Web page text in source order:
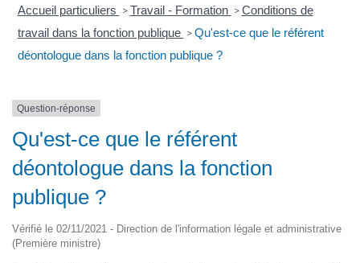
Accueil particuliers > Travail - Formation > Conditions de
travail dans la fonction publique > Qu'est-ce que le référent
déontologue dans la fonction publique ?
Question-réponse
Qu'est-ce que le référent
déontologue dans la fonction
publique ?
Vérifié le 02/11/2021 - Direction de l'information légale et administrative
(Première ministre)